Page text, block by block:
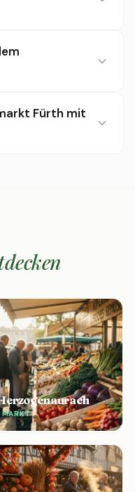
Fürth mit
MARKT